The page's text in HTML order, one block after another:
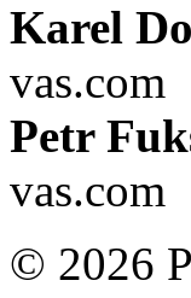
Karel
vas.com
Petr
vas.com
© 2026